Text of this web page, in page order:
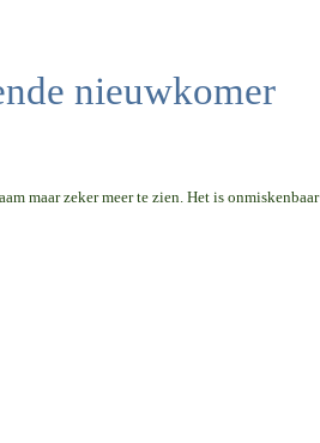
nieuwkomer
maar zeker meer te zien. Het is onmiskenbaar